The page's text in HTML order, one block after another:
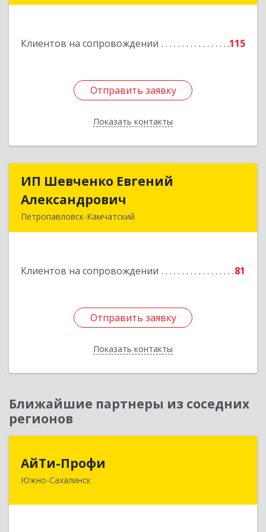
Клиентов на сопровождении 115
Отправить заявку
Показать контакты
Подробнее
Отправить заявку
Назад
ИП Шевченко Евгений
Александрович
Петропавловск-Камчатский
Клиентов на сопровождении 81
Отправить заявку
Показать контакты
ИП Шевченко Евгений
Отправить заявку
Назад
Ближайшие партнеры из соседних
регионов
АйТи-Профи
Южно-Сахалинск693023, Сахалинская обл, город Южно-